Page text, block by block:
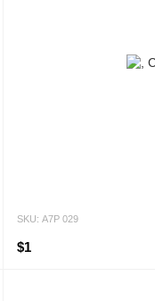
SKU: А7Р 029
$1